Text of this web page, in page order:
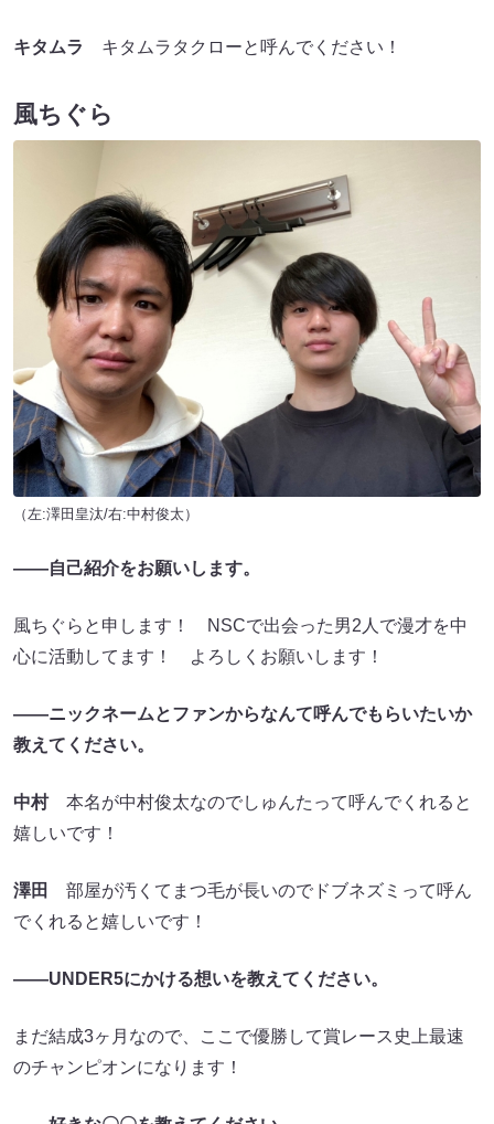
キタムラ キタムラタクローと呼んでください！
風ちぐら
（左:澤田皇汰/右:中村俊太）
――自己紹介をお願いします。
風ちぐらと申します！ NSCで出会った男2人で漫才を中
心に活動してます！ よろしくお願いします！
――ニックネームとファンからなんて呼んでもらいたいか
教えてください。
中村本名が中村俊太なのでしゅんたって呼んでくれると
嬉しいです！
澤田
部屋が汚くてまつ毛が長いのでドブネズミって呼ん
でくれると嬉しいです！
――UNDER5にかける想いを教えてください。
まだ結成3ヶ月なので、ここで優勝して賞レース史上最速
のチャンピオンになります！